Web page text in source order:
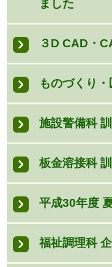
ました
３D CAD・
ものづくり
施設警備科
板金溶接科
平成30年度
福祉調理科